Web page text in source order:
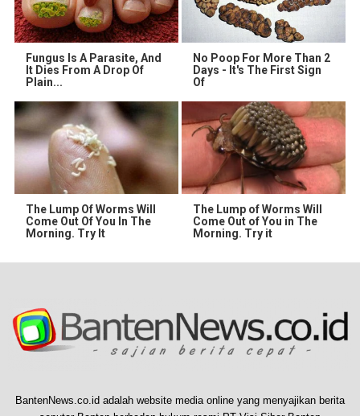
Fungus Is A Parasite, And
It Dies From A Drop Of
Plain...
No Poop For More Than 2
Days - It's The First Sign
Of
The Lump Of Worms Will
Come Out Of You In The
Morning. Try It
The Lump of Worms Will
Come Out of You in The
Morning. Try it
BantenNews.co.id adalah website media online yang menyajikan berita